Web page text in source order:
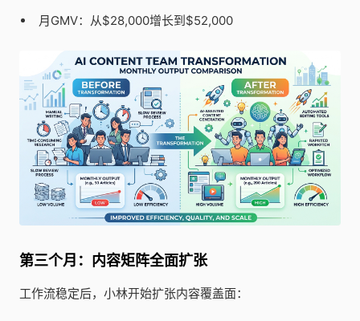
月GMV：从$28,000增长到$52,000
第三个月：内容矩阵全面扩张
工作流稳定后，小林开始扩张内容覆盖面：